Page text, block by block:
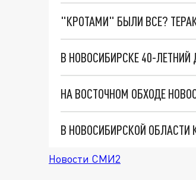
"КРОТАМИ" БЫЛИ ВСЕ?
В НОВОСИБИРСКЕ 40-
НА ВОСТОЧНОМ ОБХОДЕ
В НОВОСИБИРСКОЙ
Новости СМИ2